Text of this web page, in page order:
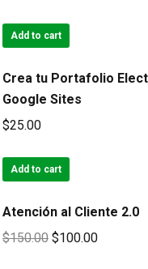
Add to cart
Crea tu Portafolio
Google Sites
$25.00
Add to cart
Atención al Cliente 2.0
$150.00 Original
$100.00Current